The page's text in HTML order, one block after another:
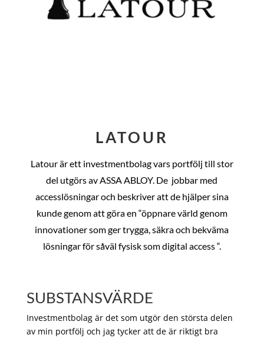
LATOUR
Latour är ett investmentbolag vars portfölj till stor
del utgörs av ASSA ABLOY. De jobbar med
accesslösningar och beskriver att de hjälper sina
kunde genom att göra en “öppnare värld genom
innovationer som ger trygga, säkra och bekväma
lösningar för såväl fysisk som digital access “.
SUBSTANSVÄRDE
Investmentbolag är det som utgör den största delen
av min portfölj och jag tycker att de är riktigt bra